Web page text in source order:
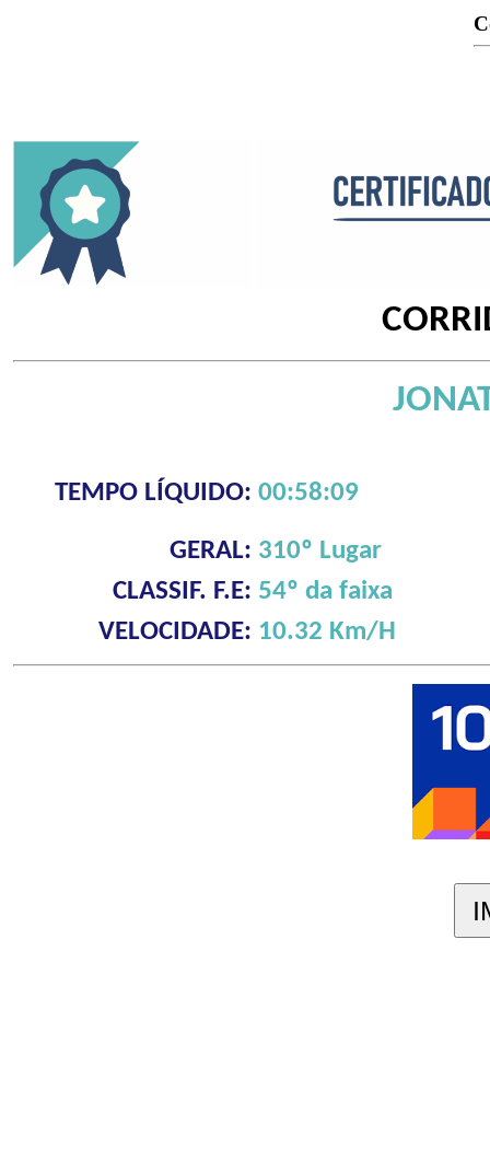
TEMPO LÍQUIDO: 00:58:09
GERAL: 310º Lugar
CLASSIF. F.E: 54º da faixa
VELOCIDADE: 10.32 Km/H